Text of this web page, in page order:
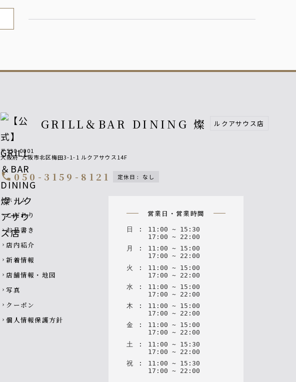
GRILL＆BAR DINING 燦 ルクアサウス店
〒530-0001
大阪府 大阪市北区梅田3-1-1 ルクアサウス14F
call050-3159-8121 定休日 : なし
Footer navigation
chevron_right ホーム
chevron_right こだわり
chevron_right お品書き
chevron_right 店内紹介
chevron_right 新着情報
chevron_right 店舗情報・地図
chevron_right 写真
chevron_right クーポン
chevron_right 個人情報保護方針
営業日・営業時間
日 : 11 : 00 ~ 15 : 30
17 : 00 ~ 22 : 00
月
: 11 : 00 ~ 15 : 00
17 : 00 ~ 22 : 00
火
: 11 : 00 ~ 15 : 00
17 : 00 ~ 22 : 00
水
: 11 : 00 ~ 15 : 00
17 : 00 ~ 22 : 00
木
: 11 : 00 ~ 15 : 00
17 : 00 ~ 22 : 00
金
: 11 : 00 ~ 15 : 00
17 : 00 ~ 22 : 00
土
: 11 : 00 ~ 15 : 30
17 : 00 ~ 22 : 00
祝 : 11 : 00 ~ 15 : 30
17 : 00 ~ 22 : 00